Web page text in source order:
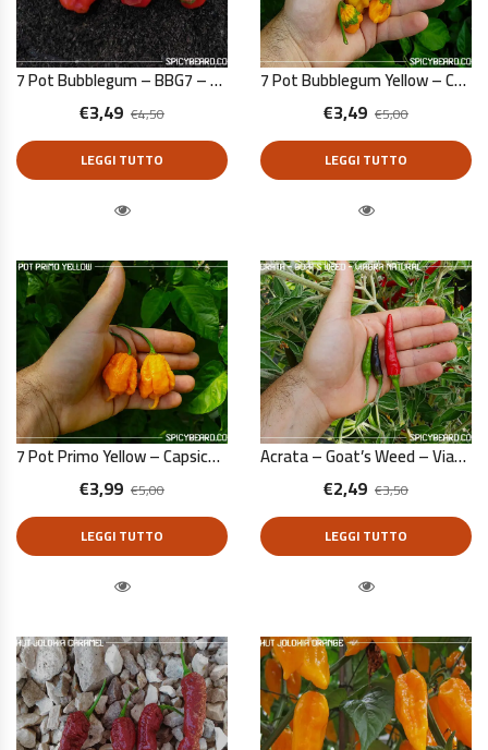
7 Pot Bubblegum – BBG7 – Capsicum Chinense – 10 Semi Puri
€4,50
€3,49
LEGGI TUTTO
7 Pot Bubblegum Yellow – Capsicum Chinense – 10 Semi Puri
€5,00
€3,49
LEGGI TUTTO
7 Pot Primo Yellow – Capsicum Chinense – 10 Semi Puri
€5,00
€3,99
LEGGI TUTTO
Acrata – Goat’s Weed – Viagra Natural – Capsicum Annuum – 10 Semi Puri
€3,50
€2,49
LEGGI TUTTO